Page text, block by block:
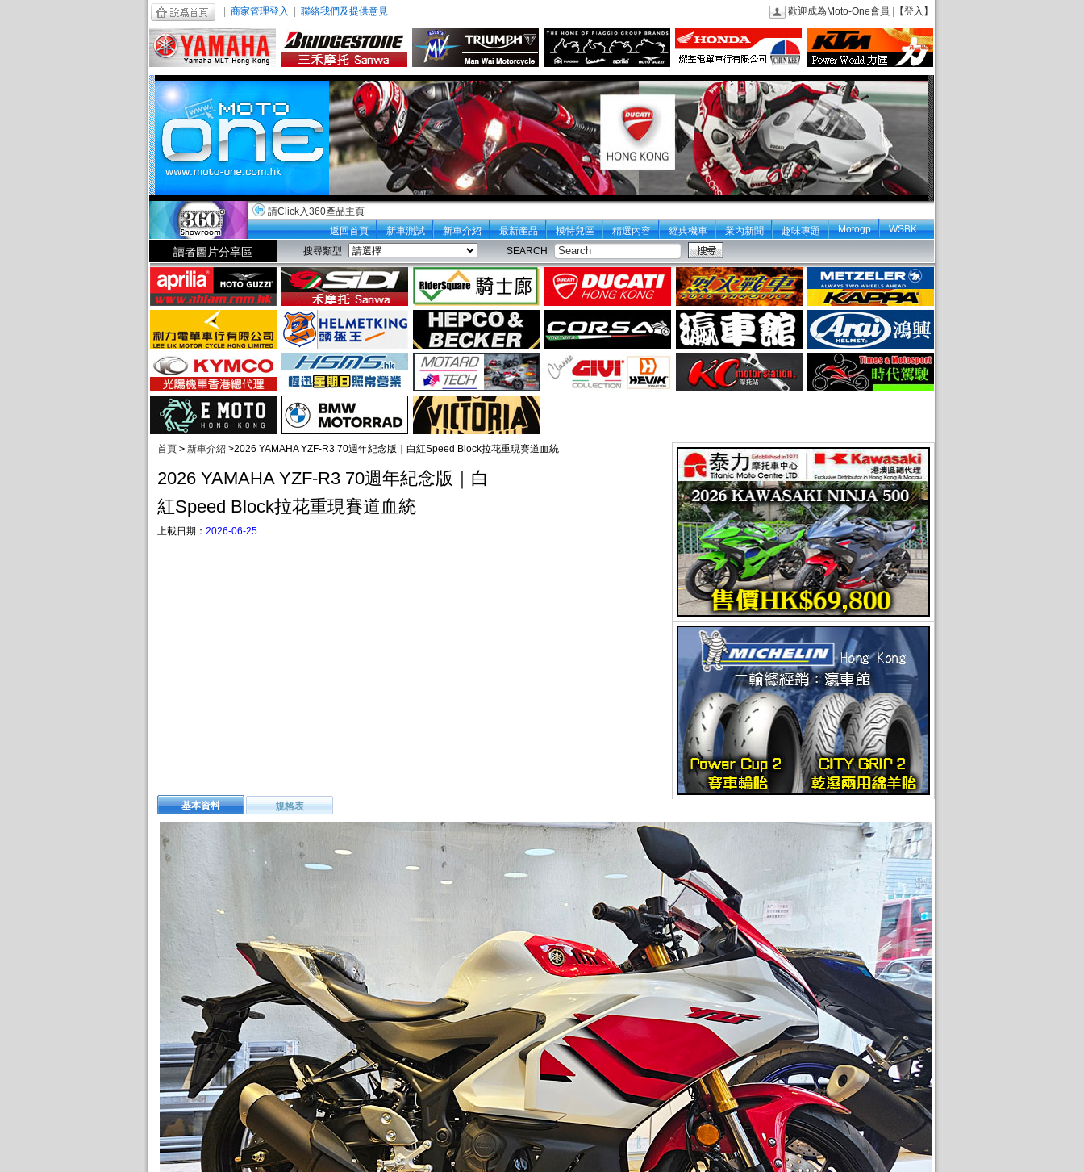
商家管理登入 聯絡我們及提供意見 歡迎成為Moto-One會員 【登入】
請Click入360產品主頁
返回首頁
新車測試 新車介紹 最新産品 模特兒區 精選內容 經典機車 業內新聞 趣味專題 Motogp WSBK
讀者圖片分享區 搜尋類型 SEARCH
首頁 > 新車介紹 >2026 YAMAHA YZF-R3 70週年紀念版｜白紅Speed Block拉花重現賽道血統
2026 YAMAHA YZF-R3 70週年紀念版｜白
紅Speed Block拉花重現賽道血統
上載日期： 2026-06-25
基本資料 規格表